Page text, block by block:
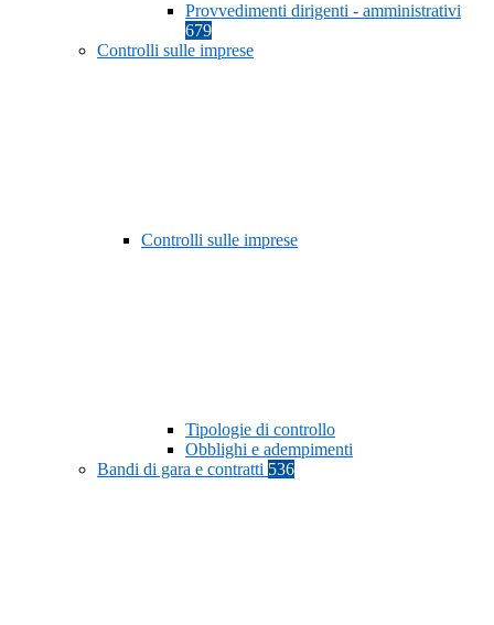
Provvedimenti dirigenti - amministrativi
679
Controlli sulle imprese
Controlli sulle imprese
Tipologie di controllo
Obblighi e adempimenti
Bandi di gara e contratti 536